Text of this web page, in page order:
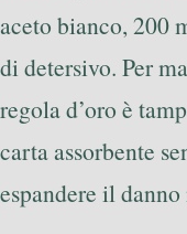
aceto bianco, 200
di detersivo. Per
regola d’oro è
carta assorbente
espandere il